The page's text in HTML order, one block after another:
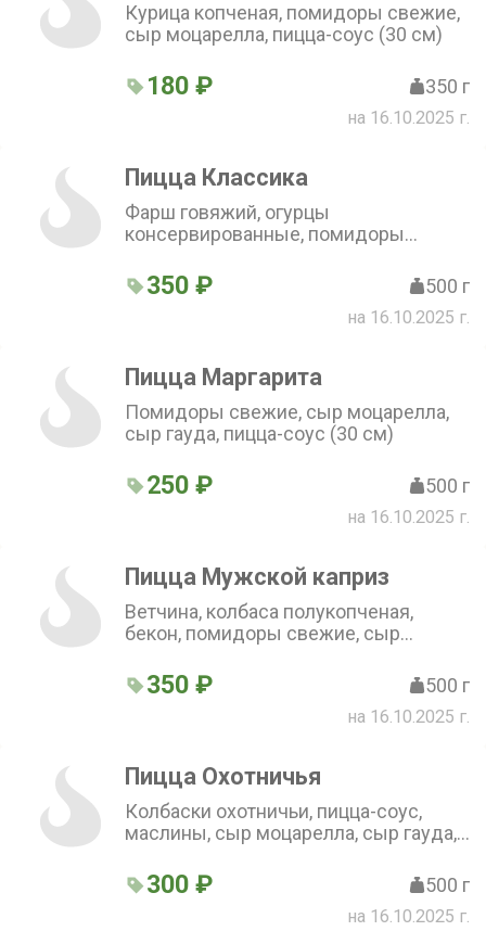
Курица копченая, помидоры свежие,
сыр моцарелла, пицца-соус (30 см)
180 ₽ 350 г
на 16.10.2025 г.
Пицца Классика
Фарш говяжий, огурцы
консервированные, помидоры
пицца-соус (30 см)
350 ₽ 500 г
на 16.10.2025 г.
Пицца Маргарита
Помидоры свежие, сыр моцарелла,
сыр гауда, пицца-соус (30 см)
250 ₽ 500 г
на 16.10.2025 г.
Пицца Мужской каприз
Ветчина, колбаса полукопченая,
бекон, помидоры свежие, сыр
см)350 ₽ 500 г
на 16.10.2025 г.
Пицца Охотничья
Колбаски охотничьи, пицца-соус,
маслины, сыр моцарелла, сыр гауда,
300 ₽ 500 г
на 16.10.2025 г.